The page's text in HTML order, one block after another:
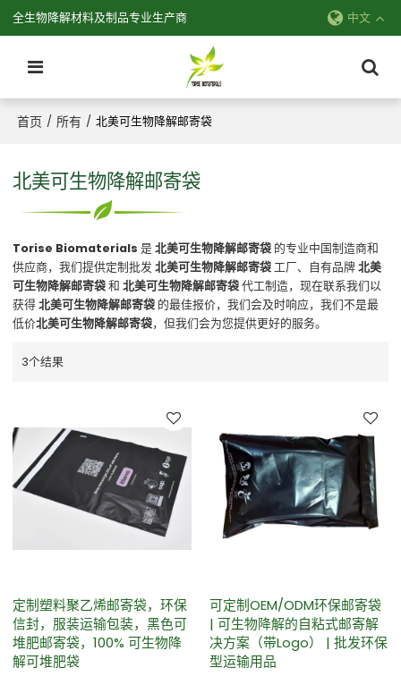
全生物降解材料及制品专业生产商 中文
首页 / 所有 / 北美可生物降解邮寄袋
北美可生物降解邮寄袋
Torise Biomaterials 是北美可生物降解邮寄袋 的专业中国制造商和
供应商，我们提供定制批发北美可生物降解邮寄袋工厂、自有品牌北美
可生物降解邮寄袋和北美可生物降解邮寄袋代工制造，现在联系我们以
获得北美可生物降解邮寄袋 的最佳报价，我们会及时响应，我们不是最
低价北美可生物降解邮寄袋，但我们会为您提供更好的服务。
3个结果
定制塑料聚乙烯邮寄袋，环保
信封，服装运输包装，黑色可
堆肥邮寄袋，100% 可生物降
解可堆肥袋
可定制OEM/ODM环保邮寄袋
| 可生物降解的自粘式邮寄解
决方案（带Logo） | 批发环保
型运输用品